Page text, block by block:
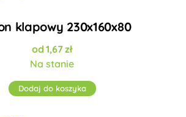
klapowy 230x160x80
1,67zł
Na stanie
Dodaj do koszyka